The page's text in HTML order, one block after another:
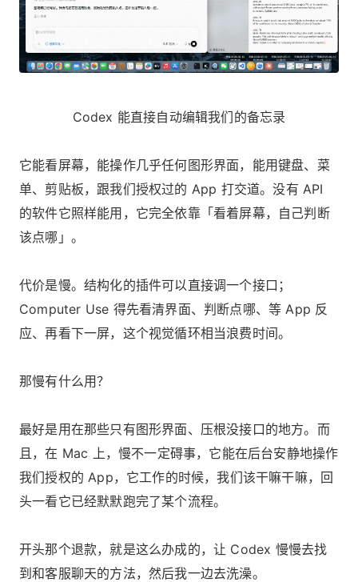
Codex 能直接自动编辑我们的备忘录
它能看屏幕，能操作几乎任何图形界面，能用键盘、菜
单、剪贴板，跟我们授权过的 App 打交道。没有 API
的软件它照样能用，它完全依靠「看着屏幕，自己判断
该点哪」。
代价是慢。结构化的插件可以直接调一个接口；
Computer Use 得先看清界面、判断点哪、等 App 反
应、再看下一屏，这个视觉循环相当浪费时间。
那慢有什么用？
最好是用在那些只有图形界面、压根没接口的地方。而
且，在 Mac 上，慢不一定碍事，它能在后台安静地操作
我们授权的 App，它工作的时候，我们该干嘛干嘛，回
头一看它已经默默跑完了某个流程。
开头那个退款，就是这么办成的，让 Codex 慢慢去找
到和客服聊天的方法，然后我一边去洗澡。